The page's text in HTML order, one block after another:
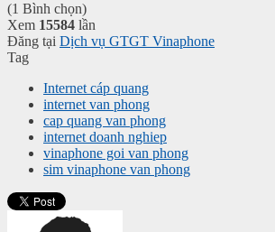
(1 Bình chọn)
Xem 15584 lần
Đăng tại Dịch vụ GTGT Vinaphone
Tag
Internet cáp quang
internet van phong
cap quang van phong
internet doanh nghiep
vinaphone goi van phong
sim vinaphone van phong